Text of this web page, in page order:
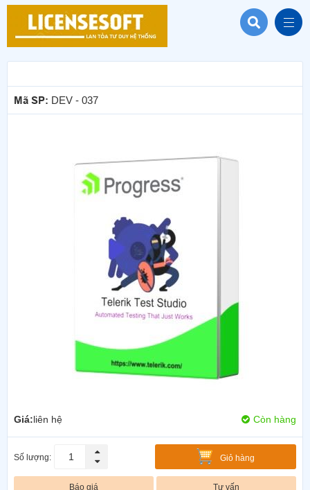
Mã SP: DEV - 037
Giá:liên hệ Còn hàng
Số lượng: Giỏ hàng
Báo giá Tư vấn